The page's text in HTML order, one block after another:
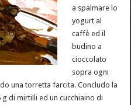
a spalmare lo
yogurt al
caffè ed il
budino a
cioccolato
sopra ogni
una torretta farcita. Concludo la
di mirtilli ed un cucchiaino di